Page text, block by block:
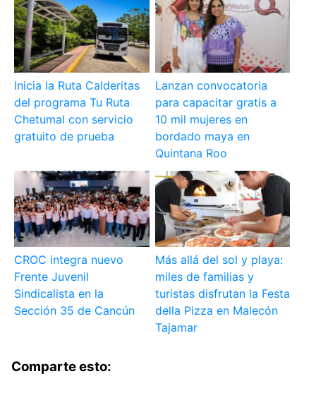
Inicia la Ruta Calderitas
del programa Tu Ruta
Chetumal con servicio
gratuito de prueba
Lanzan convocatoria
para capacitar gratis a
10 mil mujeres en
bordado maya en
Quintana Roo
CROC integra nuevo
Frente Juvenil
Sindicalista en la
Sección 35 de Cancún
Más allá del sol y playa:
miles de familias y
turistas disfrutan la Festa
della Pizza en Malecón
Tajamar
Comparte esto: